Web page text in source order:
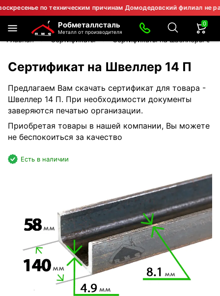
по техническим причинам Домодедовский филиал не
Робметаллсталь
Металл от производителя
0
Главная Сертификаты Сертификаты на швеллеры
Сертификат на Швеллер 14 П
Предлагаем Вам скачать сертификат для товара -
Швеллер 14 П. При необходимости документы
заверяются печатью организации.
Приобретая товары в нашей компании, Вы можете
не беспокоиться за качество
Есть в наличии